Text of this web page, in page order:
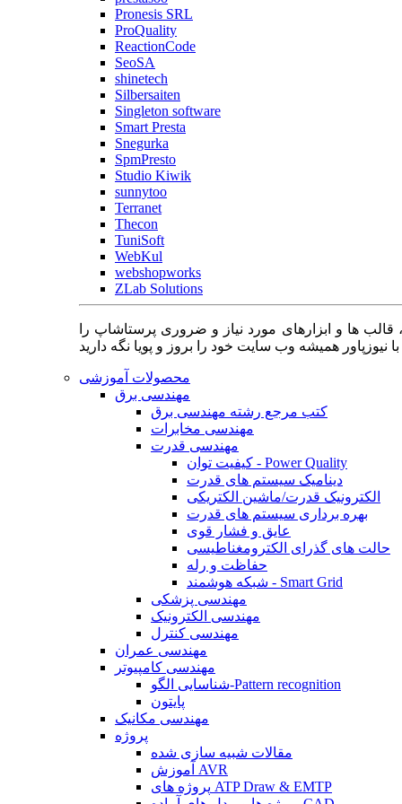
Pronesis SRL
ProQuality
ReactionCode
SeoSA
shinetech
Silbersaiten
Singleton software
Smart Presta
Snegurka
SpmPresto
Studio Kiwik
sunnytoo
Terranet
Thecon
TuniSoft
WebKul
webshopworks
ZLab Solutions
ها و ابزارهای مورد نیاز و ضروری پرستاشاپ را
محصولات آموزشی
مهندسی برق
کتب مرجع رشته مهندسی برق
مهندسی مخابرات
مهندسی قدرت
کیفیت توان - Power Quality
دینامیک سیستم های قدرت
الکترونیک قدرت/ماشین الکتریکی
بهره برداری سیستم های قدرت
عایق و فشار قوی
حالت های گذرای الکترومغناطیسی
حفاظت و رله
شبکه هوشمند - Smart Grid
مهندسی پزشکی
مهندسی الکترونیک
مهندسی کنترل
مهندسی عمران
مهندسی کامپیوتر
شناسایی الگو-Pattern recognition
پایتون
مهندسی مکانیک
پروژه
مقالات شبیه سازی شده
آموزش AVR
پروژه های ATP Draw & EMTP